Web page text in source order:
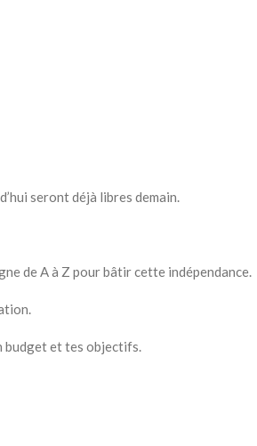
seront déjà libres demain.
de A à Z pour bâtir cette indépendance.
budget et tes objectifs.